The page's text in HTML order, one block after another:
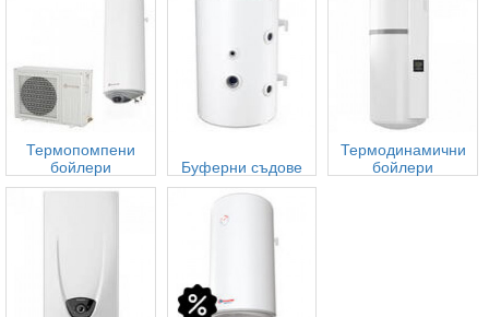
Термопомпени
бойлери
Буферни съдове
Термодинамични
бойлери